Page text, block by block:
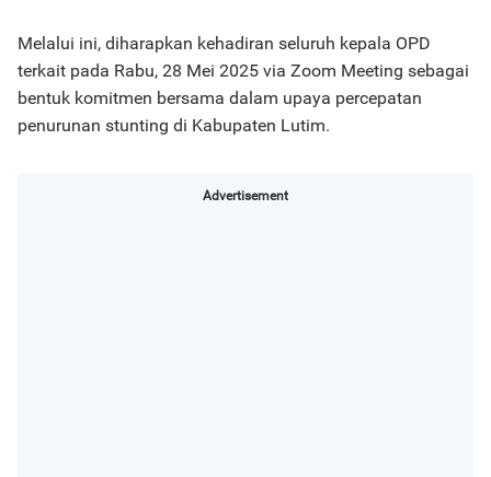
Melalui ini, diharapkan kehadiran seluruh kepala OPD
terkait pada Rabu, 28 Mei 2025 via Zoom Meeting sebagai
bentuk komitmen bersama dalam upaya percepatan
penurunan stunting di Kabupaten Lutim.
Advertisement